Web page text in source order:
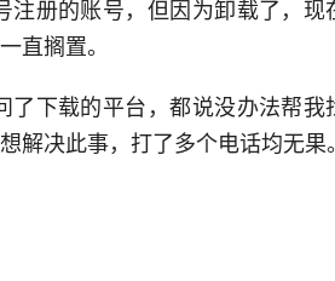
注册的账号，但因为卸载了，
直搁置。
了下载的平台，都说没办法帮我
解决此事，打了多个电话均无果。